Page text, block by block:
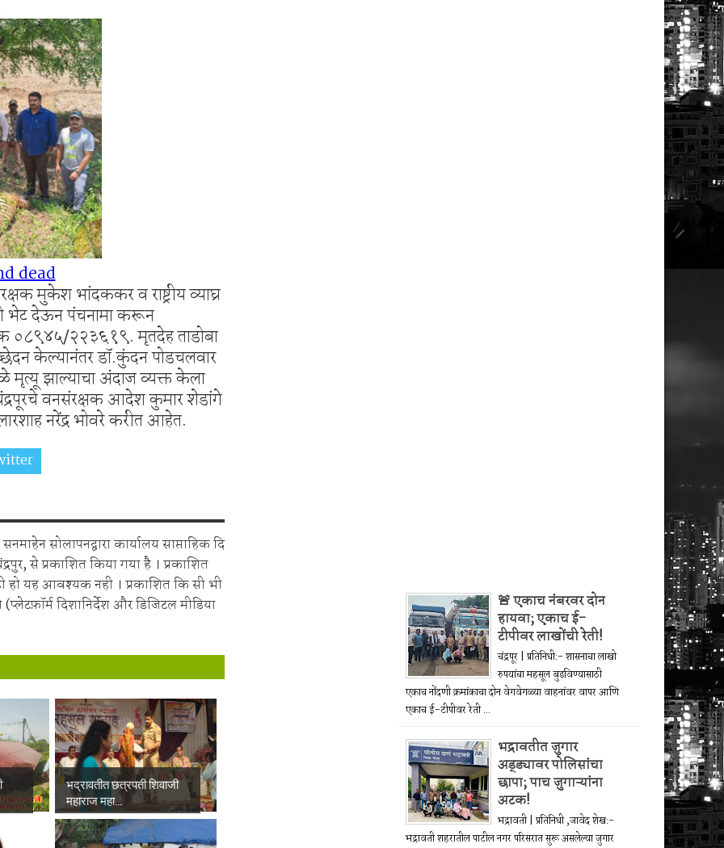
dead
मुकेश भांदककर व राष्ट्रीय व्याघ्र
भेट देऊन पंचनामा करून
०८९४५/२२३६१९. मृतदेह ताडोबा
केल्यानंतर डॉ.कुंदन पोडचलवार
मृत्यू झाल्याचा अंदाज व्यक्त केला
वनसंरक्षक आदेश कुमार शेडांगे
नरेंद्र भोवरे करीत आहेत.
सोलापनद्वारा कार्यालय साप्ताहिक दि
से प्रकाशित किया गया है । प्रकाशित
हो यह आवश्यक नही । प्रकाशित कि सी भी
दिशानिर्देश और डिजिटल मीडिया
भद्रावतीत छत्रपती शिवाजी
महाराज महा...
🚨 एकाच नंबरवर दोन
हायवा; एकाच ई-
टीपीवर लाखोंची रेती!
चंद्रपूर | प्रतिनिधी:- शासनाचा लाखो
रुपयांचा महसूल बुडविण्यासाठी
एकाच नोंदणी क्रमांकाचा दोन वेगवेगळ्या वाहनांवर वापर आणि
एकाच ई-टीपीवर रेती ...
भद्रावतीत जुगार
अड्ड्यावर पोलिसांचा
छापा; पाच जुगाऱ्यांना
अटक!
भद्रावती | प्रतिनिधी ,जावेद शेख:-
भद्रावती शहरातील पाटील नगर परिसरात सुरू असलेल्या जुगार